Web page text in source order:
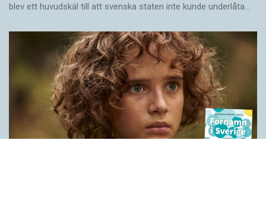
blev ett huvud­skäl till att svenska staten inte kunde underlåta…